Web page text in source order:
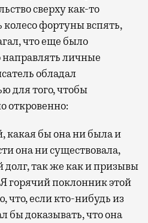
сверху как-то
фортуны вспять,
что еще было
личные
обладал
для того, чтобы
откровенно:
какая бы она ни была и
она ни существовала,
долг, так же как и призывы
горячий поклонник этой
что, если кто-нибудь из
бы доказывать, что она